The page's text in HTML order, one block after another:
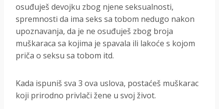
osuđuješ devojku zbog njene seksualnosti,
spremnosti da ima seks sa tobom nedugo nakon
upoznavanja, da je ne osuđuješ zbog broja
muškaraca sa kojima je spavala ili lakoće s kojom
priča o seksu sa tobom itd.
Kada ispuniš sva 3 ova uslova, postaćeš muškarac
koji prirodno privlači žene u svoj život.